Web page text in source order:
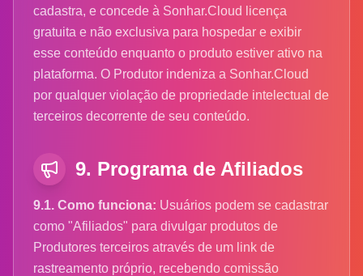
cadastra, e concede à Sonhar.Cloud licença
gratuita e não exclusiva para hospedar e exibir
esse conteúdo enquanto o produto estiver ativo na
plataforma. O Produtor indeniza a Sonhar.Cloud
por qualquer violação de propriedade intelectual de
terceiros decorrente de seu conteúdo.
9. Programa de Afiliados
9.1. Como funciona: Usuários podem se cadastrar
como "Afiliados" para divulgar produtos de
Produtores terceiros através de um link de
rastreamento próprio, recebendo comissão